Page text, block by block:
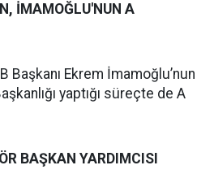
İMAMOĞLU'NUN A
Başkanı Ekrem İmamoğlu’nun
yaptığı süreçte de A
BAŞKAN YARDIMCISI